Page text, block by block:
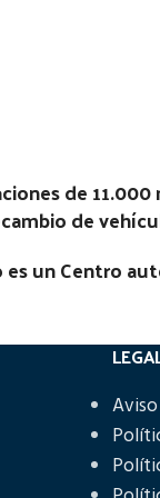
de
de
un Centro